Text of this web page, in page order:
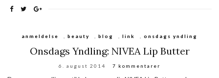
anmeldelse beauty blog link onsdags yndling
Onsdags Yndling: NIVEA Lip Butter
6. august 2014 7 kommentarer